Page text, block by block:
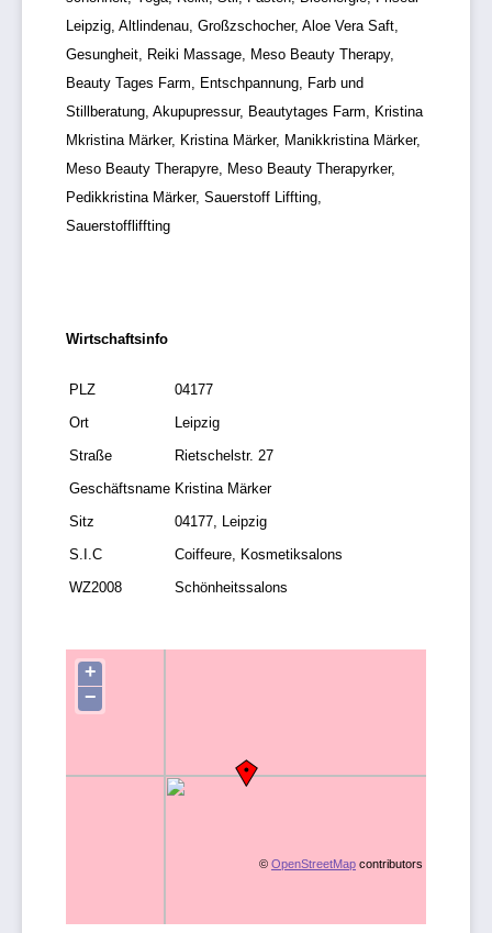
Leipzig, Altlindenau, Großzschocher, Aloe Vera Saft,
Gesungheit, Reiki Massage, Meso Beauty Therapy,
Beauty Tages Farm, Entschpannung, Farb und
Stillberatung, Akupupressur, Beautytages Farm, Kristina
Mkristina Märker, Kristina Märker, Manikkristina Märker,
Meso Beauty Therapyre, Meso Beauty Therapyrker,
Pedikkristina Märker, Sauerstoff Liffting,
Sauerstoffliffting
Wirtschaftsinfo
PLZ
04177
Ort
Leipzig
Straße
Rietschelstr. 27
Geschäftsname Kristina Märker
Sitz
04177, Leipzig
S.I.C
Coiffeure, Kosmetiksalons
WZ2008
Schönheitssalons
+
−
© OpenStreetMap contributors